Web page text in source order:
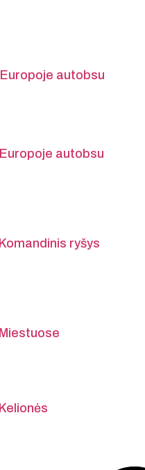
Europoje autobsu
Europoje autobsu
Komandinis ryšys
Miestuose
Kelionės